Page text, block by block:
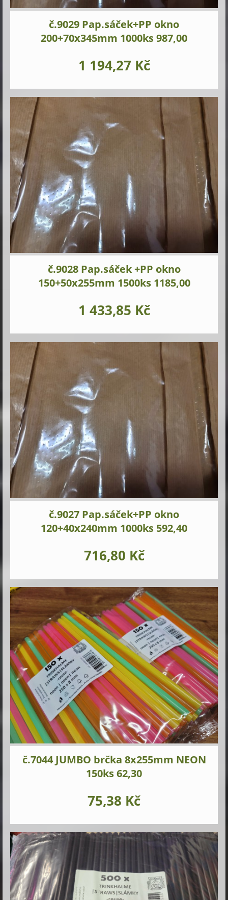
č.9029 Pap.sáček+PP okno
200+70x345mm 1000ks 987,00
1 194,27 Kč
č.9028 Pap.sáček +PP okno
150+50x255mm 1500ks 1185,00
1 433,85 Kč
č.9027 Pap.sáček+PP okno
120+40x240mm 1000ks 592,40
716,80 Kč
č.7044 JUMBO brčka 8x255mm NEON
150ks 62,30
75,38 Kč